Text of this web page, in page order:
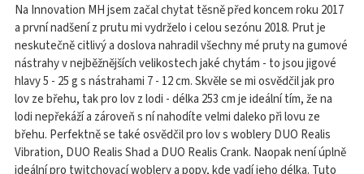
Na Innovation MH jsem začal chytat těsně před koncem roku 2017
a první nadšení z prutu mi vydrželo i celou sezónu 2018. Prut je
neskutečně citlivý a doslova nahradil všechny mé pruty na gumové
nástrahy v nejběžnějších velikostech jaké chytám - to jsou jigové
hlavy 5 - 25 g s nástrahami 7 - 12 cm. Skvěle se mi osvědčil jak pro
lov ze břehu, tak pro lov z lodi - délka 253 cm je ideální tím, že na
lodi nepřekáží a zároveň s ní nahodíte velmi daleko při lovu ze
břehu. Perfektně se také osvědčil pro lov s woblery DUO Realis
Vibration, DUO Realis Shad a DUO Realis Crank. Naopak není úplně
ideální pro twitchovací woblery a popy, kde vadí jeho délka. Tuto